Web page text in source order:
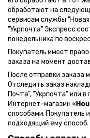
обработают на
сервисам службы
"Укрпочта" Экспресс
понедельника по
Покупатель имеет
заказа на момент
После отправки заказа
Отследить заказ
Почта", "Укрпочта" или в
Интернет-магазин «
способами. Покупатель
подходящий ему способ.